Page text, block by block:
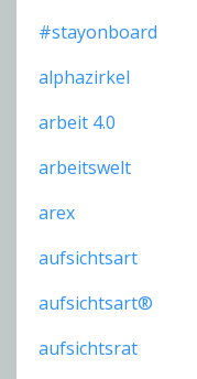
#stayonboard
alphazirkel
arbeit 4.0
arbeitswelt
arex
aufsichtsart
aufsichtsart®
aufsichtsrat